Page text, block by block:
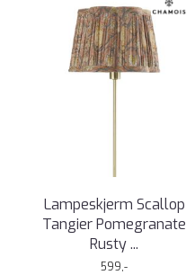
Lampeskjerm Scallop
Tangier Pomegranate
Rusty ...
599,-